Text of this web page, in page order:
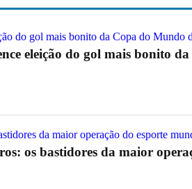
eleição do gol mais bonito
os bastidores da maior